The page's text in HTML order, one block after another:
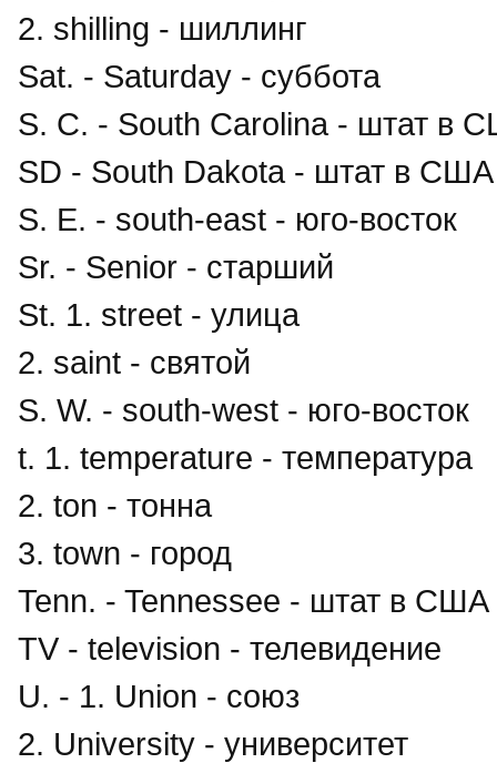
2. shilling - шиллинг
Sat. - Saturday - суббота
S. C. - South Carolina - штат в
SD - South Dakota - штат в США
S. E. - south-east - юго-восток
Sr. - Senior - старший
St. 1. street - улица
2. saint - святой
S. W. - south-west - юго-восток
t. 1. temperature - температура
2. ton - тонна
3. town - город
Tenn. - Tennessee - штат в США
TV - television - телевидение
U. - 1. Union - союз
2. University - университет